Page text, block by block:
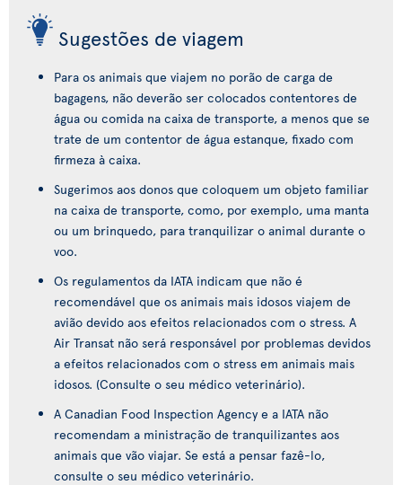
Sugestões de viagem
Para os animais que viajem no porão de carga de
bagagens, não deverão ser colocados contentores de
água ou comida na caixa de transporte, a menos que se
trate de um contentor de água estanque, fixado com
firmeza à caixa.
Sugerimos aos donos que coloquem um objeto familiar
na caixa de transporte, como, por exemplo, uma manta
ou um brinquedo, para tranquilizar o animal durante o
voo.
Os regulamentos da IATA indicam que não é
recomendável que os animais mais idosos viajem de
avião devido aos efeitos relacionados com o stress. A
Air Transat não será responsável por problemas devidos
a efeitos relacionados com o stress em animais mais
idosos. (Consulte o seu médico veterinário).
A Canadian Food Inspection Agency e a IATA não
recomendam a ministração de tranquilizantes aos
animais que vão viajar. Se está a pensar fazê-lo,
consulte o seu médico veterinário.